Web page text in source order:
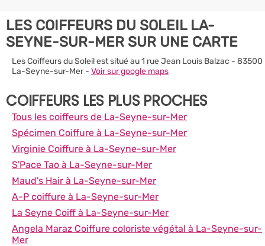
LES COIFFEURS DU SOLEIL LA-
SEYNE-SUR-MER SUR UNE CARTE
Les Coiffeurs du Soleil est situé au 1 rue Jean Louis Balzac - 83500
La-Seyne-sur-Mer - Voir sur google maps
COIFFEURS LES PLUS PROCHES
Tous les coiffeurs de La-Seyne-sur-Mer
Spécimen Coiffure à La-Seyne-sur-Mer
Virginie Coiffure à La-Seyne-sur-Mer
S'Pace Tao à La-Seyne-sur-Mer
Maud's Hair à La-Seyne-sur-Mer
A-P coiffure à La-Seyne-sur-Mer
La Seyne Coiff à La-Seyne-sur-Mer
Angela Maraz Coiffure coloriste végétal à La-Seyne-sur-
Mer